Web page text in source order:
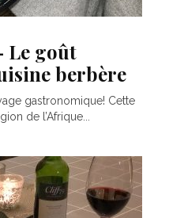
Le goût
berbère
gastronomique! Cette
de l’Afrique...